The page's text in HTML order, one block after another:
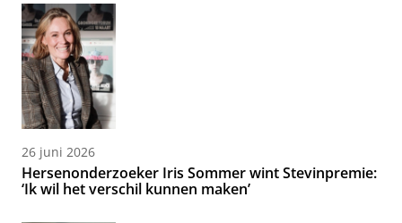
26 juni 2026
Hersenonderzoeker Iris Sommer wint Stevinpremie:
‘Ik wil het verschil kunnen maken’